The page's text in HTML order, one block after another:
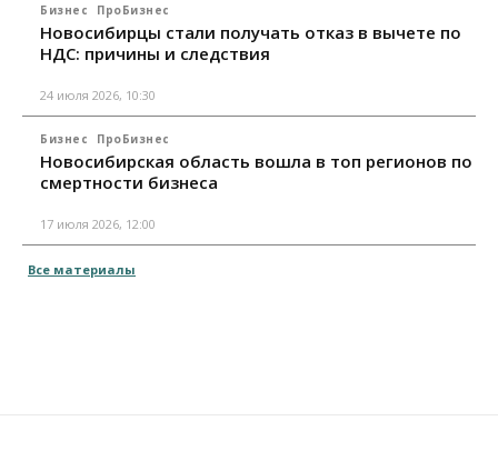
Бизнес ПроБизнес
Новосибирцы стали получать отказ в вычете по
НДС: причины и следствия
24 июля 2026, 10:30
Бизнес ПроБизнес
Новосибирская область вошла в топ регионов по
смертности бизнеса
17 июля 2026, 12:00
Все материалы